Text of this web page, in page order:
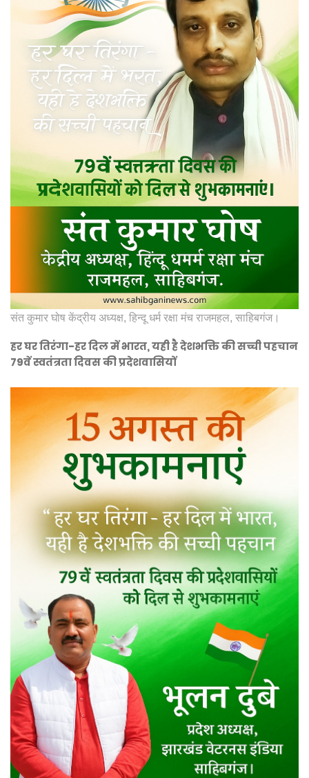
संत कुमार घोष केंद्रीय अध्यक्ष, हिन्दू धर्म रक्षा मंच राजमहल, साहिबगंज।
हर घर तिरंगा-हर दिल में भारत, यही है देशभक्ति की सच्ची पहचान
79वें स्वतंत्रता दिवस की प्रदेशवासियों